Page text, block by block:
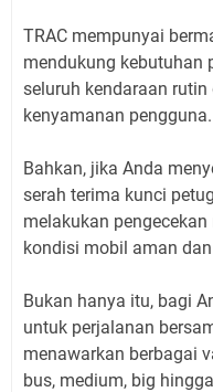
TRAC mempunyai
mendukung kebutuhan
seluruh kendaraan
kenyamanan pengguna.
Bahkan, jika Anda
serah terima kunci
melakukan
kondisi mobil aman
Bukan hanya itu, bagi
untuk perjalanan
menawarkan berbagai
bus, medium, big